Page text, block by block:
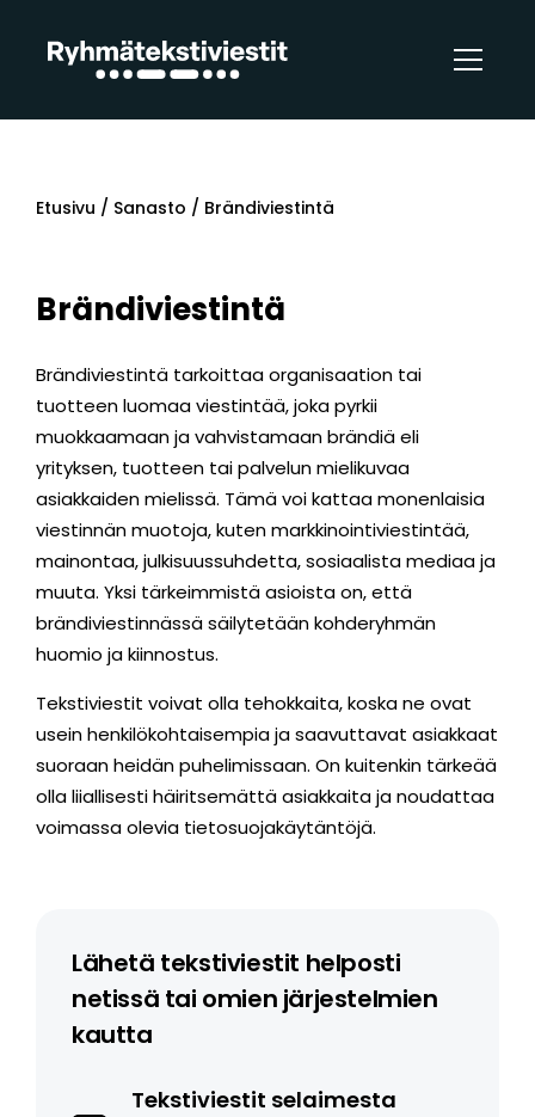
Etusivu / Sanasto / Brändiviestintä
Brändiviestintä
Brändiviestintä tarkoittaa organisaation tai
tuotteen luomaa viestintää, joka pyrkii
muokkaamaan ja vahvistamaan brändiä eli
yrityksen, tuotteen tai palvelun mielikuvaa
asiakkaiden mielissä. Tämä voi kattaa monenlaisia ​​
viestinnän muotoja, kuten markkinointiviestintää,
mainontaa, julkisuussuhdetta, sosiaalista mediaa ja
muuta. Yksi tärkeimmistä asioista on, että
brändiviestinnässä säilytetään kohderyhmän
huomio ja kiinnostus.
Tekstiviestit voivat olla tehokkaita, koska ne ovat
usein henkilökohtaisempia ja saavuttavat asiakkaat
suoraan heidän puhelimissaan. On kuitenkin tärkeää
olla liiallisesti häiritsemättä asiakkaita ja noudattaa
voimassa olevia tietosuojakäytäntöjä.
Lähetä tekstiviestit helposti
netissä tai omien järjestelmien
kautta
Tekstiviestit selaimesta